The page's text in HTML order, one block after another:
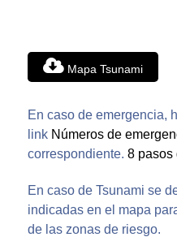
Mapa Tsunami
En caso de emergencia,
link Números de
correspondiente. 8 pasos
En caso de Tsunami se
indicadas en el mapa
de las zonas de riesgo.